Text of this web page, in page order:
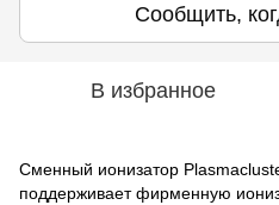
Сообщить,
В избранное
Сменный ионизатор
поддерживает фирменную